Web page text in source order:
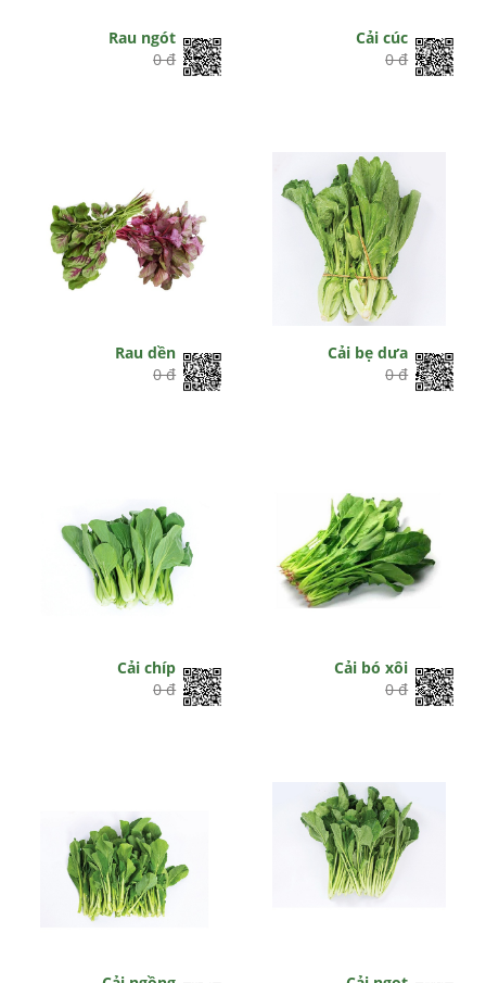
Rau ngót
0 đ
Cải cúc
0 đ
Rau dền
0 đ
Cải bẹ dưa
0 đ
Cải chíp
0 đ
Cải bó xôi
0 đ